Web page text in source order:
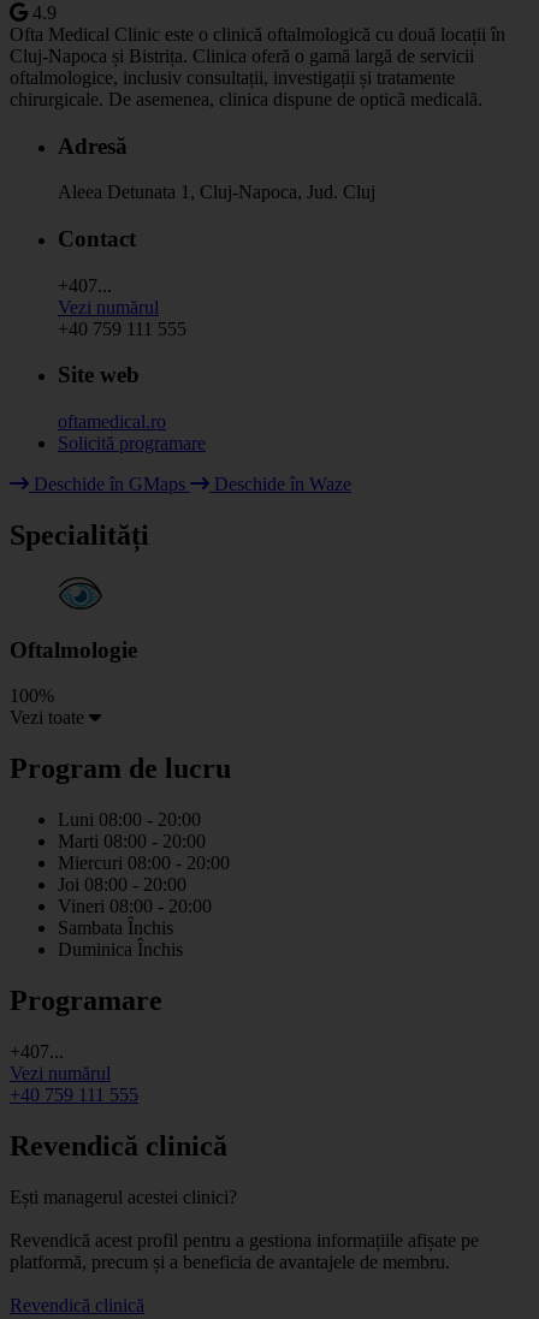
4.9
Ofta Medical Clinic este o clinică oftalmologică cu două locații în
Cluj-Napoca și Bistrița. Clinica oferă o gamă largă de servicii
oftalmologice, inclusiv consultații, investigații și tratamente
chirurgicale. De asemenea, clinica dispune de opticã medicalã.
Adresă
Aleea Detunata 1, Cluj-Napoca, Jud. Cluj
Contact
+407...
Vezi numărul
+40 759 111 555
Site web
oftamedical.ro
Solicită programare
−
Deschide în GMaps
Deschide în Waze
Specialități
Oftalmologie
100%
Vezi toate
Program de lucru
Luni 08:00 - 20:00
Marti 08:00 - 20:00
Miercuri 08:00 - 20:00
Joi 08:00 - 20:00
Vineri 08:00 - 20:00
Sambata Închis
Duminica Închis
Programare
+407...
Vezi numărul
+40 759 111 555
Revendică clinică
Ești managerul acestei clinici?
Revendică acest profil pentru a gestiona informațiile afișate pe
platformă, precum și a beneficia de avantajele de membru.
Revendică clinică